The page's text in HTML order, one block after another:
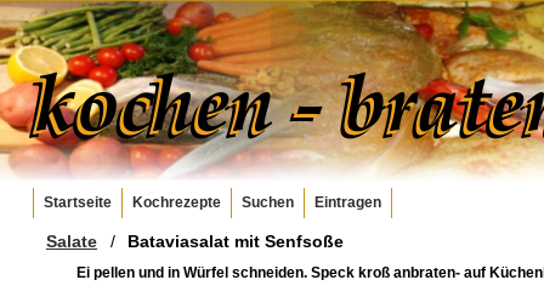
Startseite Kochrezepte Suchen Eintragen
Salate / Bataviasalat mit Senfsoße
Ei pellen und in Würfel schneiden. Speck kroß anbraten- auf